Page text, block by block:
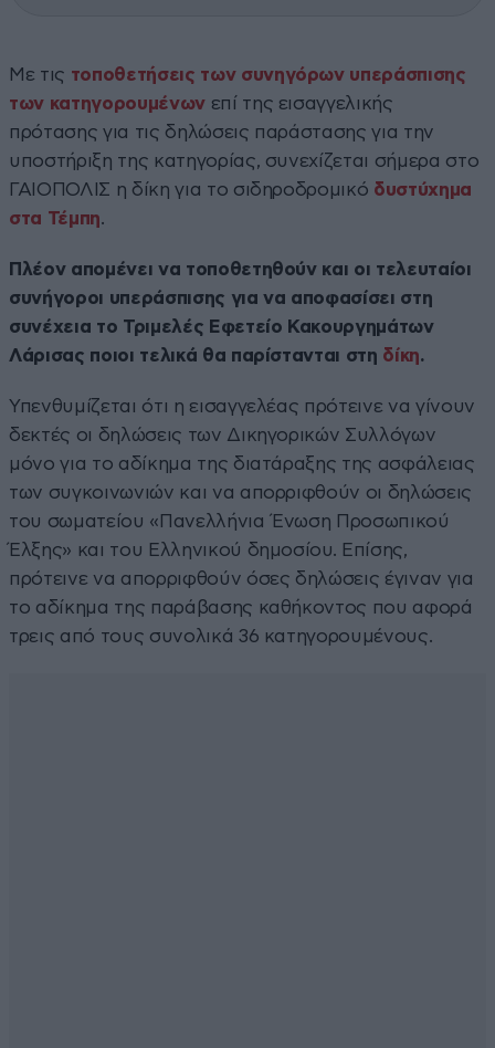
Με τις τοποθετήσεις των συνηγόρων υπεράσπισης
των κατηγορουμένωνεπί της εισαγγελικής
πρότασης για τις δηλώσεις παράστασης για την
υποστήριξη της κατηγορίας, συνεχίζεται σήμερα στο
ΓΑΙΟΠΟΛΙΣ η δίκη για το σιδηροδρομικό δυστύχημα
στα Τέμπη.
Πλέον απομένει να τοποθετηθούν και οι τελευταίοι
συνήγοροι υπεράσπισης για να αποφασίσει στη
συνέχεια το Τριμελές Εφετείο Κακουργημάτων
Λάρισας ποιοι τελικά θα παρίστανται στη δίκη.
Υπενθυμίζεται ότι η εισαγγελέας πρότεινε να γίνουν
δεκτές οι δηλώσεις των Δικηγορικών Συλλόγων
μόνο για το αδίκημα της διατάραξης της ασφάλειας
των συγκοινωνιών και να απορριφθούν οι δηλώσεις
του σωματείου «Πανελλήνια Ένωση Προσωπικού
Έλξης» και του Ελληνικού δημοσίου. Επίσης,
πρότεινε να απορριφθούν όσες δηλώσεις έγιναν για
το αδίκημα της παράβασης καθήκοντος που αφορά
τρεις από τους συνολικά 36 κατηγορουμένους.